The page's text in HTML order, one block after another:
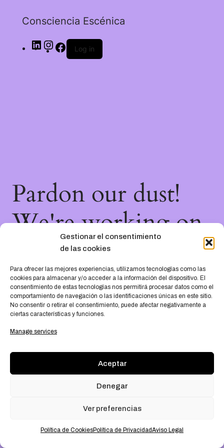
Gestionar el consentimiento
de las cookies
Para ofrecer las mejores experiencias, utilizamos tecnologías como las
cookies para almacenar y/o acceder a la información del dispositivo. El
consentimiento de estas tecnologías nos permitirá procesar datos como el
comportamiento de navegación o las identificaciones únicas en este sitio.
No consentir o retirar el consentimiento, puede afectar negativamente a
ciertas características y funciones.
Manage services
Aceptar
Denegar
Ver preferencias
Política de CookiesPolítica de PrivacidadAviso Legal
Consciencia Escénica
Log in
Pardon our dust!
We're working on
something amazing
— check back soon!